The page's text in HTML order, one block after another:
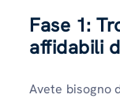
Fase 1:
affidabili
Avete bisogno